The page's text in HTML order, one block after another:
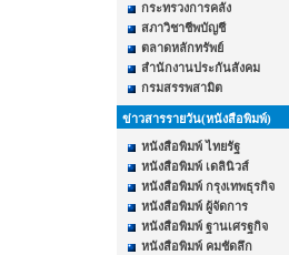
กระทรวงการคลัง
สภาวิชาชีพบัญชี
ตลาดหลักทรัพย์
สำนักงานประกันสังคม
กรมสรรพสามิต
ข่าวสารรายวัน(หนังสือพิมพ์)
หนังสือพิมพ์ ไทยรัฐ
หนังสือพิมพ์ เดลินิวส์
หนังสือพิมพ์ กรุงเทพธุรกิจ
หนังสือพิมพ์ ผู้จัดการ
หนังสือพิมพ์ ฐานเศรฐกิจ
หนังสือพิมพ์ คมชัดลึก